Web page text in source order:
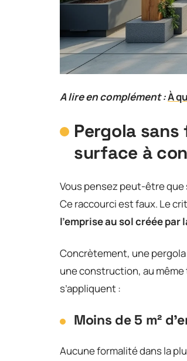
A lire en complément :À
Pergola
surface à
Vous pensez peut-être
Ce raccourci est faux. Le
l’emprise au sol créée
Concrètement, une
une construction, au même
s’appliquent :
Moins de 5 m²
Aucune formalité dans la